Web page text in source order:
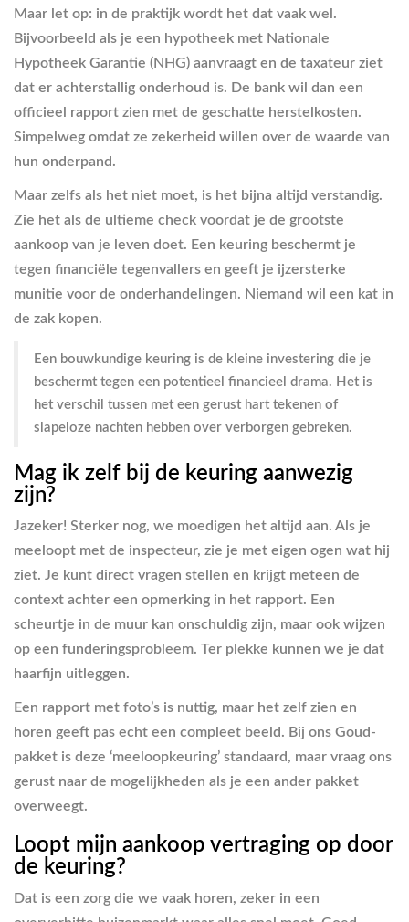
Maar let op: in de praktijk wordt het dat vaak wel.
Bijvoorbeeld als je een hypotheek met Nationale
Hypotheek Garantie (NHG) aanvraagt en de taxateur ziet
dat er achterstallig onderhoud is. De bank wil dan een
officieel rapport zien met de geschatte herstelkosten.
Simpelweg omdat ze zekerheid willen over de waarde van
hun onderpand.
Maar zelfs als het niet moet, is het bijna altijd verstandig.
Zie het als de ultieme check voordat je de grootste
aankoop van je leven doet. Een keuring beschermt je
tegen financiële tegenvallers en geeft je ijzersterke
munitie voor de onderhandelingen. Niemand wil een kat in
de zak kopen.
Een bouwkundige keuring is de kleine investering die je
beschermt tegen een potentieel financieel drama. Het is
het verschil tussen met een gerust hart tekenen of
slapeloze nachten hebben over verborgen gebreken.
Mag ik zelf bij de keuring aanwezig
zijn?
Jazeker! Sterker nog, we moedigen het altijd aan. Als je
meeloopt met de inspecteur, zie je met eigen ogen wat hij
ziet. Je kunt direct vragen stellen en krijgt meteen de
context achter een opmerking in het rapport. Een
scheurtje in de muur kan onschuldig zijn, maar ook wijzen
op een funderingsprobleem. Ter plekke kunnen we je dat
haarfijn uitleggen.
Een rapport met foto’s is nuttig, maar het zelf zien en
horen geeft pas echt een compleet beeld. Bij ons Goud-
pakket is deze ‘meeloopkeuring’ standaard, maar vraag ons
gerust naar de mogelijkheden als je een ander pakket
overweegt.
Loopt mijn aankoop vertraging op door
de keuring?
Dat is een zorg die we vaak horen, zeker in een